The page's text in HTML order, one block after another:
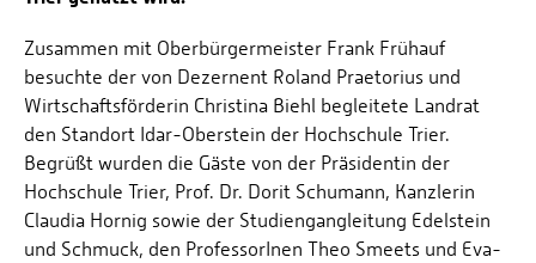
Zusammen mit Oberbürgermeister Frank Frühauf
besuchte der von Dezernent Roland Praetorius und
Wirtschaftsförderin Christina Biehl begleitete Landrat
den Standort Idar-Oberstein der Hochschule Trier.
Begrüßt wurden die Gäste von der Präsidentin der
Hochschule Trier, Prof. Dr. Dorit Schumann, Kanzlerin
Claudia Hornig sowie der Studiengangleitung Edelstein
und Schmuck, den ProfessorInen Theo Smeets und Eva-